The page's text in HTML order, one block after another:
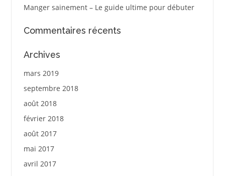
Manger sainement – Le guide ultime pour débuter
Commentaires récents
Archives
mars 2019
septembre 2018
août 2018
février 2018
août 2017
mai 2017
avril 2017